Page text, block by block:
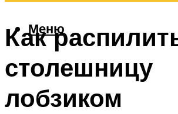
Меню
Как
столешницу
лобзиком